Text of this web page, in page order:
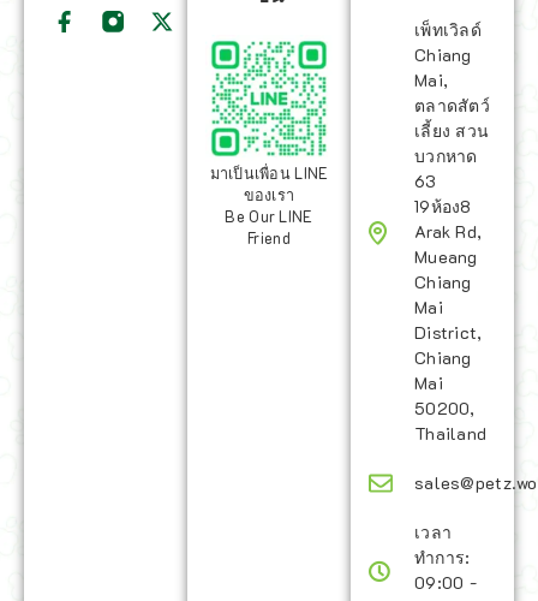
มาเป็นเพื่อน LINE
ของเรา
Be Our LINE
Friend
เพ็ทเวิลด์
Chiang
Mai,
ตลาดสัตว์
เลี้ยง สวน
บวกหาด
63
19ห้อง8
Arak Rd,
Mueang
Chiang
Mai
District,
Chiang
Mai
50200,
Thailand
เวลา
ทำการ:
09:00 -